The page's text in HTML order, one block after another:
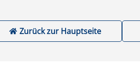
Zurück zur Hauptseite